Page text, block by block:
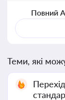
Повний
Теми, які